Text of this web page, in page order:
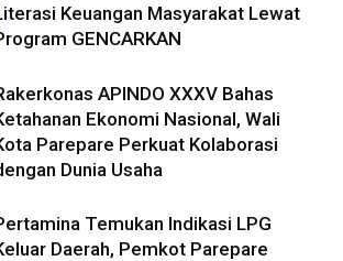
Keuangan Masyarakat Lewat
GENCARKAN
APINDO XXXV Bahas
Ekonomi Nasional, Wali
Parepare Perkuat Kolaborasi
Dunia Usaha
Temukan Indikasi LPG
Daerah, Pemkot Parepare